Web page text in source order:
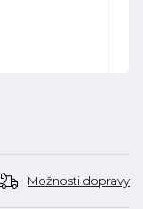
Možnosti dopravy